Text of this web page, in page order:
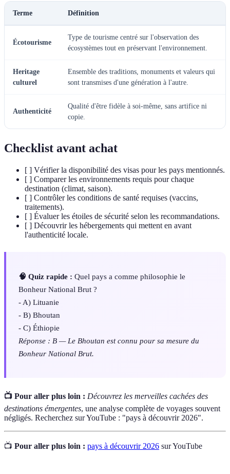
Terme Définition
Écotourisme
Type de tourisme centré sur l'observation des
écosystèmes tout en préservant l'environnement.
Heritage
culturel
Ensemble des traditions, monuments et valeurs qui
sont transmises d'une génération à l'autre.
Authenticité
Qualité d'être fidèle à soi-même, sans artifice ni
copie.
Checklist avant achat
[ ] Vérifier la disponibilité des visas pour les pays mentionnés.
[ ] Comparer les environnements requis pour chaque
destination (climat, saison).
[ ] Contrôler les conditions de santé requises (vaccins,
traitements).
[ ] Évaluer les étoiles de sécurité selon les recommandations.
[ ] Découvrir les hébergements qui mettent en avant
l'authenticité locale.
🧠 Quiz rapide : Quel pays a comme philosophie le
Bonheur National Brut ?
- A) Lituanie
- B) Bhoutan
- C) Éthiopie
Réponse : B — Le Bhoutan est connu pour sa mesure du
Bonheur National Brut.
📺 Pour aller plus loin : Découvrez les merveilles cachées des
destinations émergentes, une analyse complète de voyages souvent
négligés. Recherchez sur YouTube : "pays à découvrir 2026".
📺 Pour aller plus loin : pays à découvrir 2026 sur YouTube